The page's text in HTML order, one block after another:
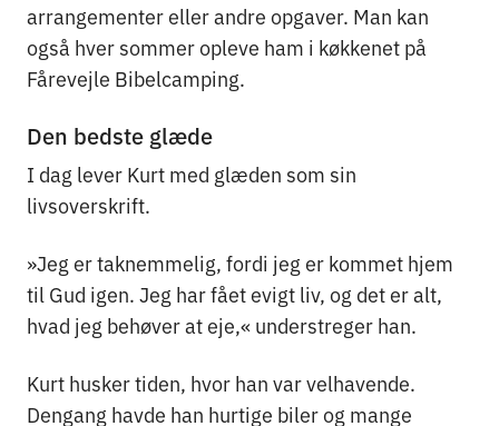
arrangementer eller andre opgaver. Man kan
også hver sommer opleve ham i køkkenet på
Fårevejle Bibelcamping.
Den bedste glæde
I dag lever Kurt med glæden som sin
livsoverskrift.
»Jeg er taknemmelig, fordi jeg er kommet hjem
til Gud igen. Jeg har fået evigt liv, og det er alt,
hvad jeg behøver at eje,« understreger han.
Kurt husker tiden, hvor han var velhavende.
Dengang havde han hurtige biler og mange